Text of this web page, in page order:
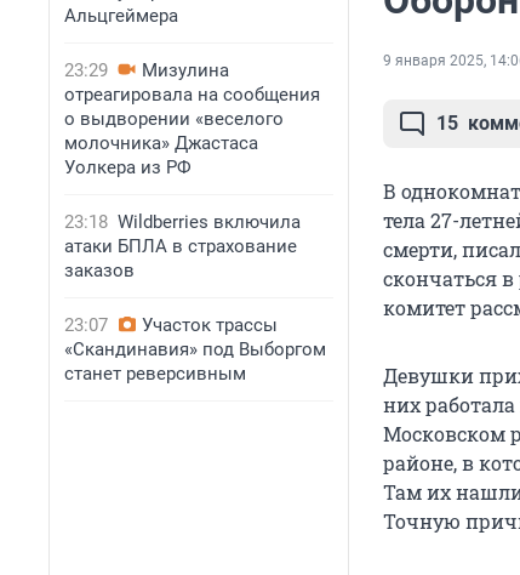
Альцгеймера
23:29
Мизулина
отреагировала на сообщения
о выдворении «веселого
молочника» Джастаса
Уолкера из РФ
23:18 Wildberries включила
атаки БПЛА в страхование
заказов
23:07
Участок трассы
«Скандинавия» под Выборгом
станет реверсивным
9 января 2025,
15
В
тела 27-
смерти,
скончаться
комитет
Девушки
них
Московском
районе, в
Там их
Точную